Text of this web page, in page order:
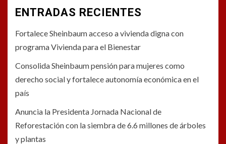
ENTRADAS RECIENTES
Fortalece Sheinbaum acceso a vivienda digna con
programa Vivienda para el Bienestar
Consolida Sheinbaum pensión para mujeres como
derecho social y fortalece autonomía económica en el
país
Anuncia la Presidenta Jornada Nacional de
Reforestación con la siembra de 6.6 millones de árboles
y plantas